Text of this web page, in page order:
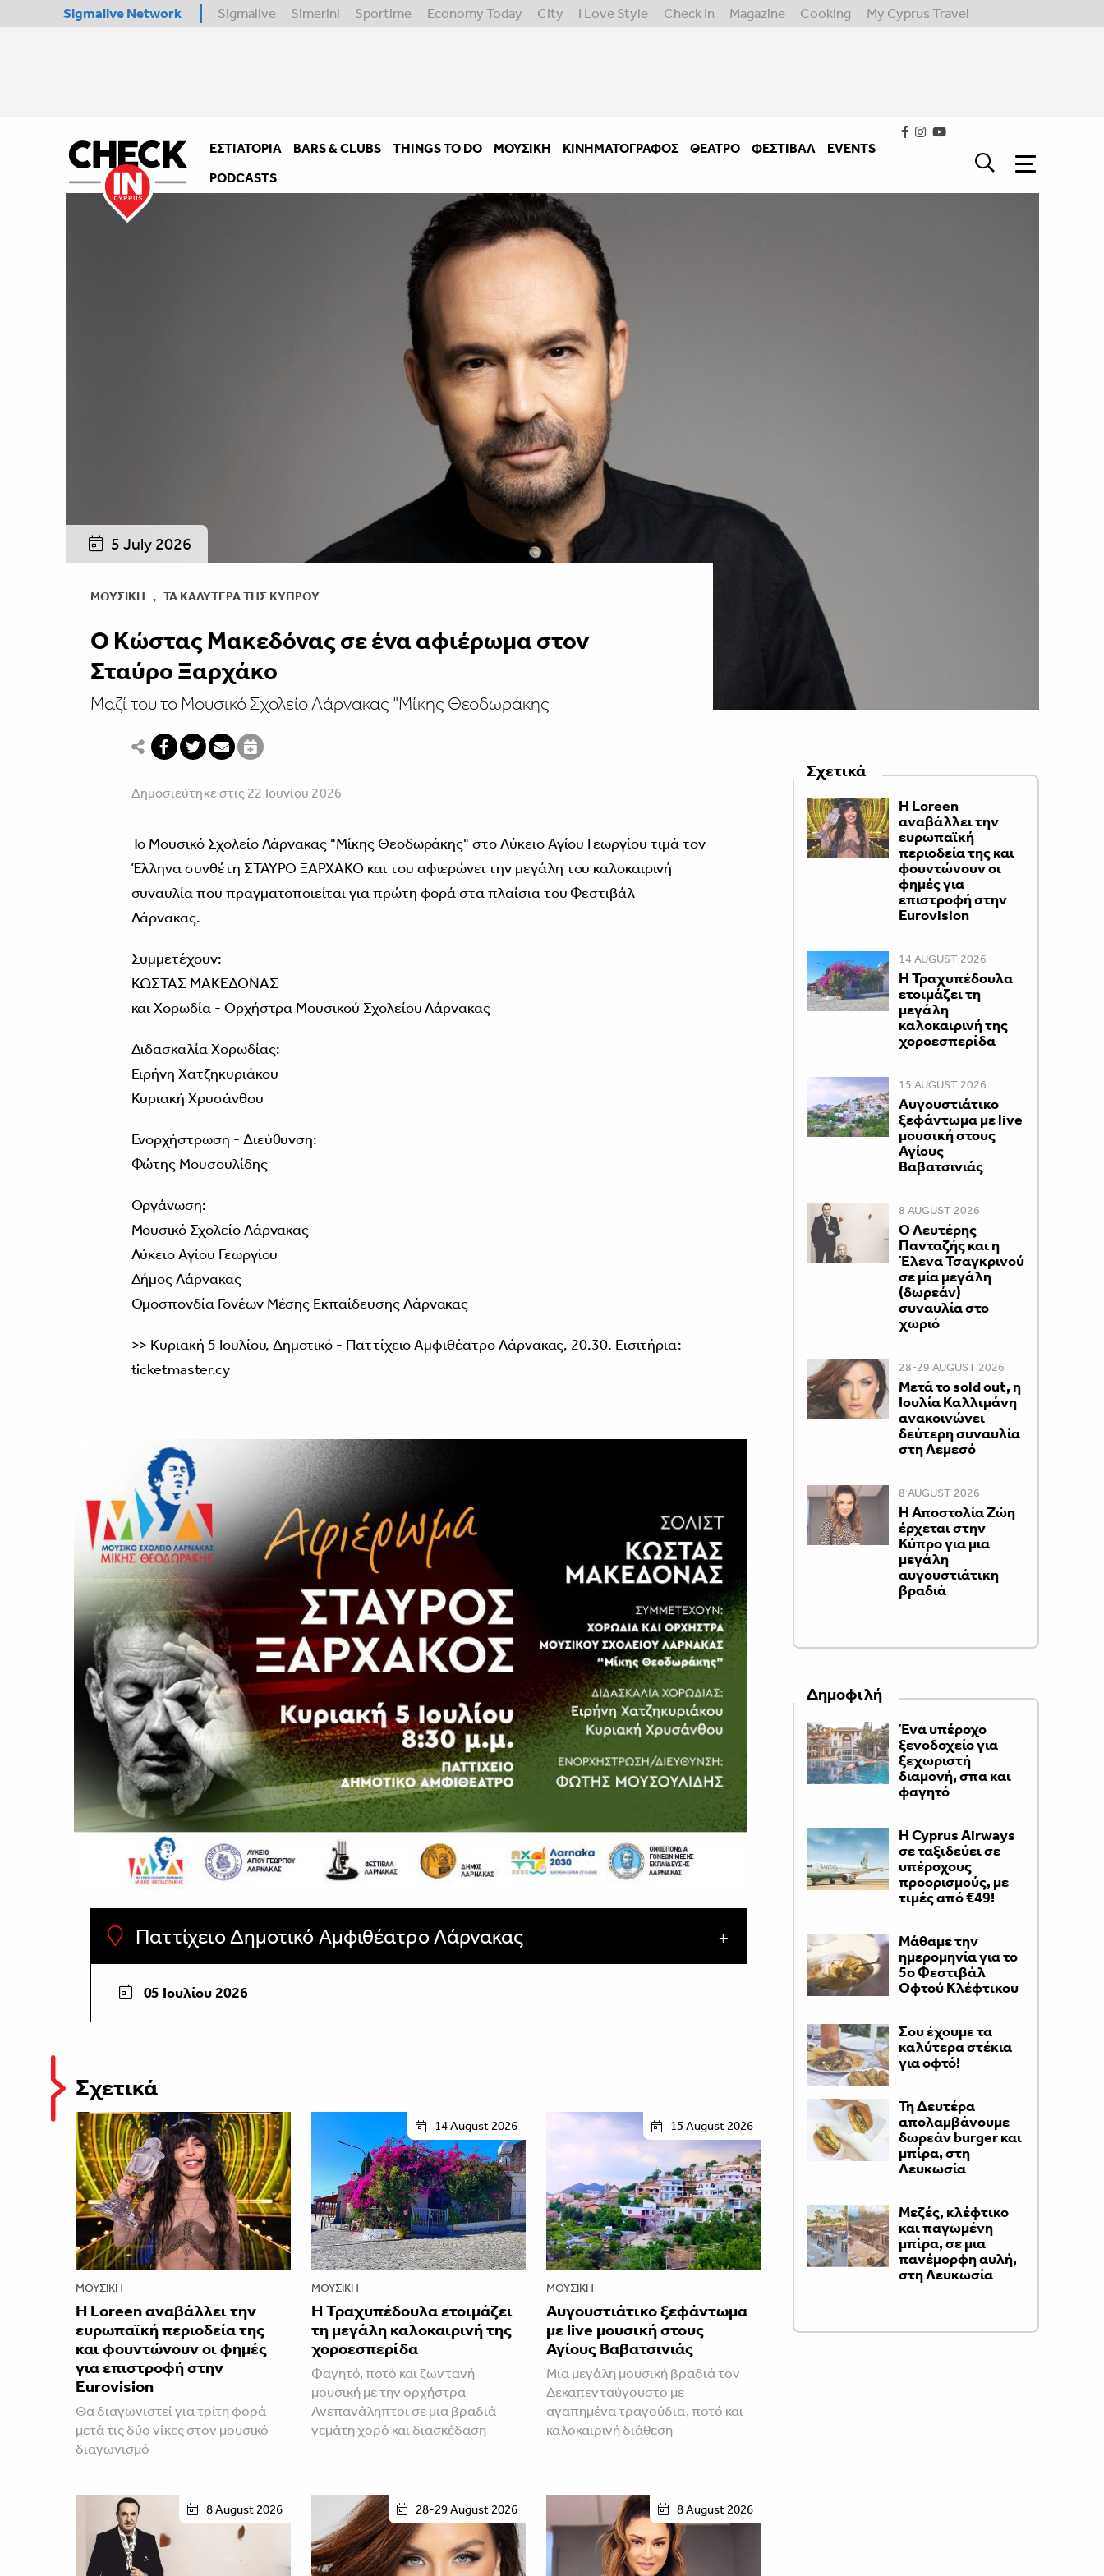
Sigmalive Network Sigmalive Simerini Sportime Economy Today City I Love Style Check In Magazine Cooking My Cyprus Travel
ΕΣΤΙΑΤΌΡΙΑ BARS & CLUBS THINGS TO DO ΜΟΥΣΙΚΉ ΚΙΝΗΜΑΤΟΓΡΆΦΟΣ ΘΈΑΤΡΟ ΦΕΣΤΙΒΑΛ
EVENTS
PODCASTS
5 July 2026
ΜΟΥΣΙΚΉ , ΤΑ ΚΑΛΎΤΕΡΑ ΤΗΣ ΚΎΠΡΟΥ
Ο Κώστας Μακεδόνας σε ένα αφιέρωμα στον
Σταύρο Ξαρχάκο
Μαζί του το Μουσικό Σχολείο Λάρνακας "Μίκης Θεοδωράκης
Δημοσιεύτηκε στις 22 Ιουνίου 2026
Το Μουσικό Σχολείο Λάρνακας "Μίκης Θεοδωράκης" στο Λύκειο Αγίου Γεωργίου τιμά τον
Έλληνα συνθέτη ΣΤΑΥΡΟ ΞΑΡΧΑΚΟ και του αφιερώνει την μεγάλη του καλοκαιρινή
συναυλία που πραγματοποιείται για πρώτη φορά στα πλαίσια του Φεστιβάλ
Λάρνακας.
Συμμετέχουν:
ΚΩΣΤΑΣ ΜΑΚΕΔΟΝΑΣ
και Χορωδία - Ορχήστρα Μουσικού Σχολείου Λάρνακας
Διδασκαλία Χορωδίας:
Ειρήνη Χατζηκυριάκου
Κυριακή Χρυσάνθου
Ενορχήστρωση - Διεύθυνση:
Φώτης Μουσουλίδης
Οργάνωση:
Μουσικό Σχολείο Λάρνακας
Λύκειο Αγίου Γεωργίου
Δήμος Λάρνακας
Ομοσπονδία Γονέων Μέσης Εκπαίδευσης Λάρνακας
>> Κυριακή 5 Ιουλίου, Δημοτικό - Παττίχειο Αμφιθέατρο Λάρνακας, 20.30. Εισιτήρια:
ticketmaster.cy
Παττίχειο Δημοτικό Αμφιθέατρο Λάρνακας
05 Ιουλίου 2026
Σχετικά
ΜΟΥΣΙΚΉ
Η Loreen αναβάλλει την
ευρωπαϊκή περιοδεία της
και φουντώνουν οι φημές
για επιστροφή στην
Eurovision
Θα διαγωνιστεί για τρίτη φορά
μετά τις δύο νίκες στον μουσικό
διαγωνισμό
14 August 2026
ΜΟΥΣΙΚΉ
Η Τραχυπέδουλα ετοιμάζει
τη μεγάλη καλοκαιρινή της
χοροεσπερίδα
Φαγητό, ποτό και ζωντανή
μουσική με την ορχήστρα
Ανεπανάληπτοι σε μια βραδιά
γεμάτη χορό και διασκέδαση
15 August 2026
ΜΟΥΣΙΚΉ
Αυγουστιάτικο ξεφάντωμα
με live μουσική στους
Αγίους Βαβατσινιάς
Μια μεγάλη μουσική βραδιά τον
Δεκαπενταύγουστο με
αγαπημένα τραγούδια, ποτό και
καλοκαιρινή διάθεση
8 August 2026 28-29 August 2026 8 August 2026
Σχετικά
Η Loreen
αναβάλλει την
ευρωπαϊκή
περιοδεία της και
φουντώνουν οι
φημές για
επιστροφή στην
Eurovision
14 AUGUST 2026
Η Τραχυπέδουλα
ετοιμάζει τη
μεγάλη
καλοκαιρινή της
χοροεσπερίδα
15 AUGUST 2026
Αυγουστιάτικο
ξεφάντωμα με live
μουσική στους
Αγίους
Βαβατσινιάς
8 AUGUST 2026
Ο Λευτέρης
Πανταζής και η
Έλενα Τσαγκρινού
σε μία μεγάλη
(δωρεάν)
συναυλία στο
χωριό
28-29 AUGUST 2026
Μετά το sold out, η
Ιουλία Καλλιμάνη
ανακοινώνει
δεύτερη συναυλία
στη Λεμεσό
8 AUGUST 2026
Η Αποστολία Ζώη
έρχεται στην
Κύπρο για μια
μεγάλη
αυγουστιάτικη
βραδιά
Δημοφιλή
Ένα υπέροχο
ξενοδοχείο για
ξεχωριστή
διαμονή, σπα και
φαγητό
H Cyprus Airways
σε ταξιδεύει σε
υπέροχους
προορισμούς, με
τιμές από €49!
Μάθαμε την
ημερομηνία για το
5ο Φεστιβάλ
Οφτού Κλέφτικου
Σου έχουμε τα
καλύτερα στέκια
για οφτό!
Τη Δευτέρα
απολαμβάνουμε
δωρεάν burger και
μπίρα, στη
Λευκωσία
Μεζές, κλέφτικο
και παγωμένη
μπίρα, σε μια
πανέμορφη αυλή,
στη Λευκωσία